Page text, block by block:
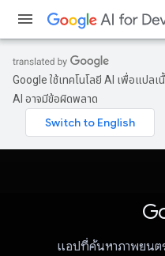
Google ใช้เทคโนโลยี AI เพื่อแปล
AI อาจมีข้อผิดพลาด
แอปที่ค้นหาภาพยน